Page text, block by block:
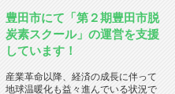
豊田市にて「第２期豊田市脱
炭素スクール」の運営を支援
しています！
産業革命以降、経済の成長に伴って
地球温暖化も益々進んでいる状況で